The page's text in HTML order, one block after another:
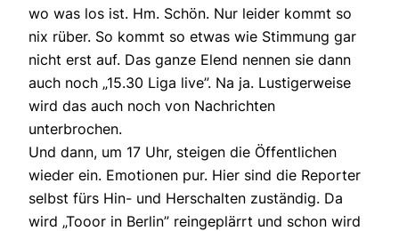
wo was los ist. Hm. Schön. Nur leider kommt so
nix rüber. So kommt so etwas wie Stimmung gar
nicht erst auf. Das ganze Elend nennen sie dann
auch noch „15.30 Liga live”. Na ja. Lustigerweise
wird das auch noch von Nachrichten
unterbrochen.
Und dann, um 17 Uhr, steigen die Öffentlichen
wieder ein. Emotionen pur. Hier sind die Reporter
selbst fürs Hin- und Herschalten zuständig. Da
wird „Tooor in Berlin” reingeplärrt und schon wird